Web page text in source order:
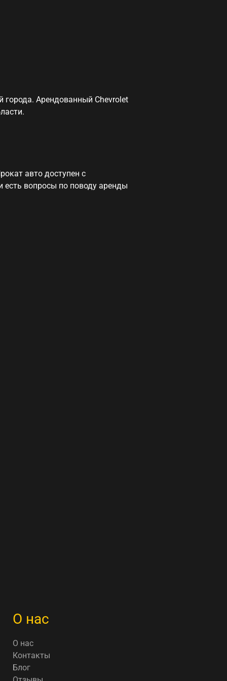
города. Арендованный Chevrolet
авто доступен с
есть вопросы по поводу аренды
О нас
О нас
Контакты
Блог